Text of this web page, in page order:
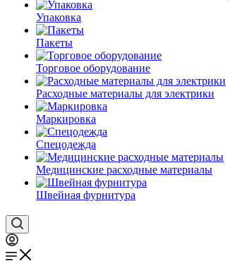
Упаковка
Пакеты
Торговое оборудование
Расходные материалы для электрики
Маркировка
Спецодежда
Медицинские расходные материалы
Швейная фурнитура